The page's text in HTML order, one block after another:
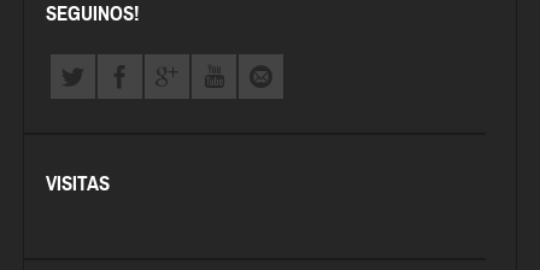
SEGUINOS!
VISITAS